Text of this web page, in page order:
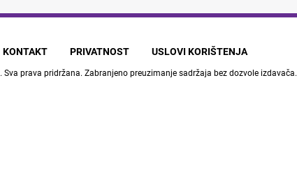
KONTAKT PRIVATNOST USLOVI KORIŠTENJA
. Sva prava pridržana. Zabranjeno preuzimanje sadržaja bez dozvole izdavača.